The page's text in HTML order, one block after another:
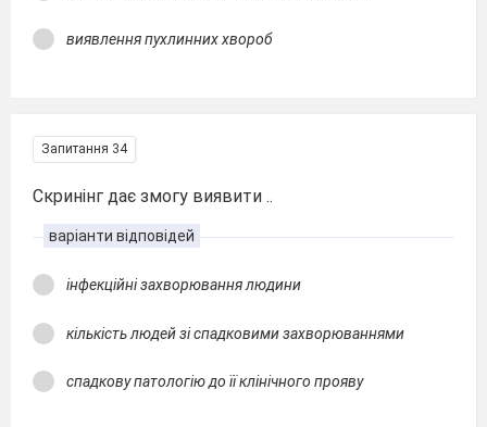
виявлення пухлинних хвороб
Запитання 34
Скринінг дає змогу виявити ..
варіанти відповідей
інфекційні захворювання людини
кількість людей зі спадковими захворюваннями
спадкову патологію до її клінічного прояву